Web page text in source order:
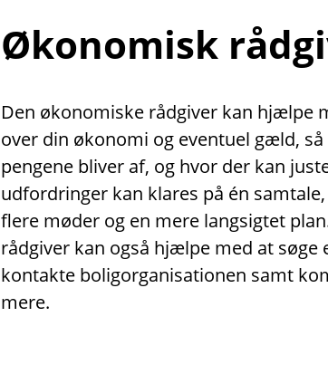
Økonomisk
Den økonomiske rådgiver kan hjælpe
over din økonomi og eventuel gæld,
pengene bliver af, og hvor der kan
udfordringer kan klares på én
flere møder og en mere langsigtet
rådgiver kan også hjælpe med at søge
kontakte boligorganisationen samt
mere.